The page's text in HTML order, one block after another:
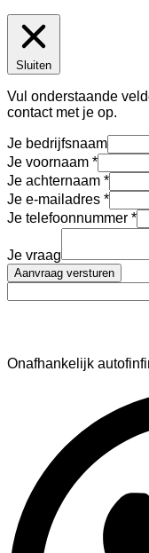
Sluiten
Vul onderstaande
contact met je op.
Je bedrijfsnaam
Je voornaam
Je achternaam
Je e-mailadres
Je telefoonnummer
Je vraag
Aanvraag versturen
Onafhankelijk